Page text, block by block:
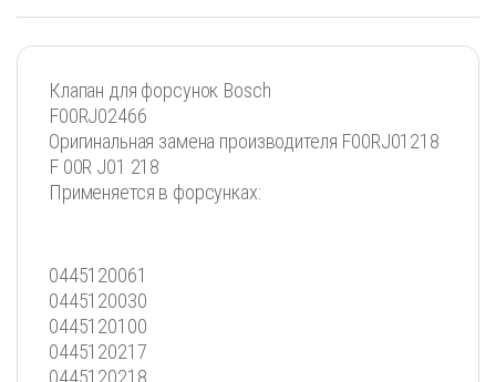
Клапан для форсунок Bosch
F00RJ02466
Оригинальная замена производителя F00RJ01218
F 00R J01 218
Применяется в форсунках:
0445120061
0445120030
0445120100
0445120217
0445120218